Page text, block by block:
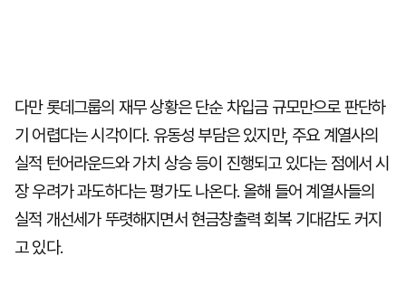
다만 롯데그룹의 재무 상황은 단순 차입금 규모만으로 판단하
기 어렵다는 시각이다. 유동성 부담은 있지만, 주요 계열사의
실적 턴어라운드와 가치 상승 등이 진행되고 있다는 점에서 시
장 우려가 과도하다는 평가도 나온다. 올해 들어 계열사들의
실적 개선세가 뚜렷해지면서 현금창출력 회복 기대감도 커지
고 있다.